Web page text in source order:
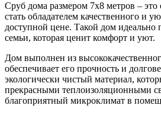
Сруб дома размером 7х8 метров – это
стать обладателем качественного и
доступной цене. Такой дом идеально
семьи, которая ценит комфорт и уют.
Дом выполнен из
обеспечивает его прочность и
экологически чистый материал,
прекрасными теплоизоляционными
благоприятный микроклимат в